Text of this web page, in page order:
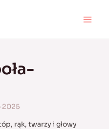
2025
rąk, twarzy i głowy